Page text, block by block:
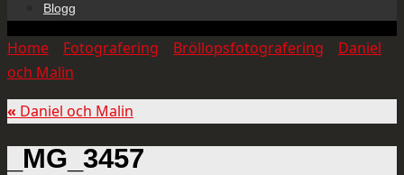
Blogg
Home Fotografering Bröllopsfotografering
Daniel
och Malin
« Daniel och Malin
_MG_3457